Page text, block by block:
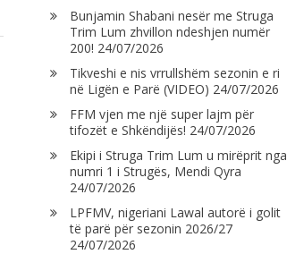
Bunjamin Shabani nesër me Struga
Trim Lum zhvillon ndeshjen numër
200! 24/07/2026
Tikveshi e nis vrrullshëm sezonin e ri
në Ligën e Parë (VIDEO) 24/07/2026
FFM vjen me një super lajm për
tifozët e Shkëndijës! 24/07/2026
Ekipi i Struga Trim Lum u mirëprit nga
numri 1 i Strugës, Mendi Qyra
24/07/2026
LPFMV, nigeriani Lawal autorë i golit
të parë për sezonin 2026/27
24/07/2026